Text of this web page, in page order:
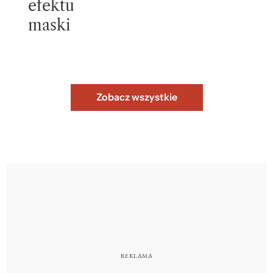
efektu
maski
Zobacz wszystkie